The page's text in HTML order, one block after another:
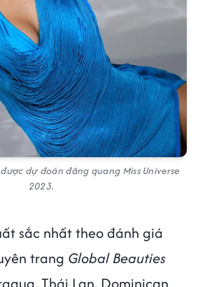
dự đoán đăng quang Miss Universe
2023.
sắc nhất theo đánh giá
trang Global Beauties